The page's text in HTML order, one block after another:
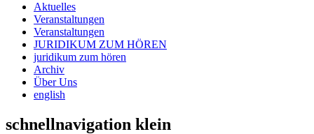
Aktuelles
Veranstaltungen
Veranstaltungen
JURIDIKUM ZUM HÖREN
juridikum zum hören
Archiv
Über Uns
english
schnellnavigation klein